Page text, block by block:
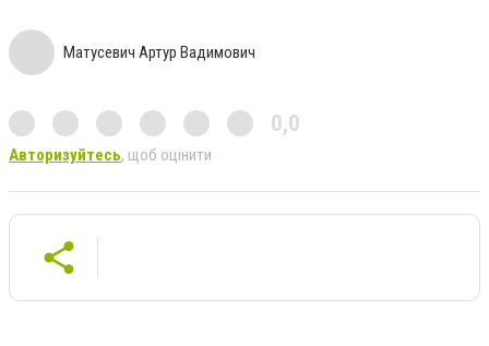
Матусевич Артур Вадимович
0,0
Авторизуйтесь, щоб оцінити